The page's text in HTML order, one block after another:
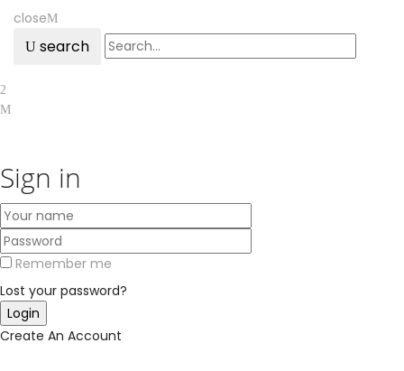
close
search
Sign in
Remember me
Lost your password?
Create An Account